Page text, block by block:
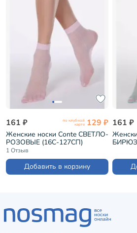
161 ₽ по клубной
карте 129 ₽
Женские носки Conte СВЕТЛО-
РОЗОВЫЕ (16С-127СП)
1 Отзыв
Добавить в корзину
161 ₽